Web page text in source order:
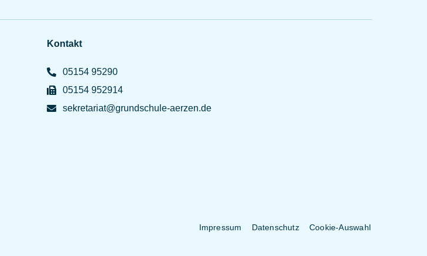
Kontakt
05154 95290
05154 952914
sekretariat@grundschule-aerzen.de
Impressum Datenschutz Cookie-Auswahl